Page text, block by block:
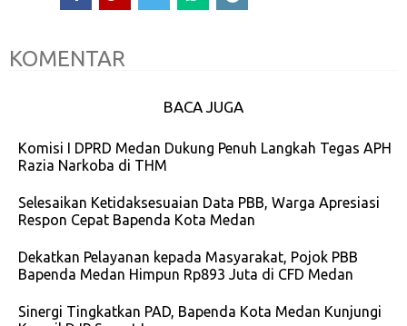
KOMENTAR
BACA JUGA
Komisi I DPRD Medan Dukung Penuh Langkah Tegas APH
Razia Narkoba di THM
Selesaikan Ketidaksesuaian Data PBB, Warga Apresiasi
Respon Cepat Bapenda Kota Medan
Dekatkan Pelayanan kepada Masyarakat, Pojok PBB
Bapenda Medan Himpun Rp893 Juta di CFD Medan
Sinergi Tingkatkan PAD, Bapenda Kota Medan Kunjungi